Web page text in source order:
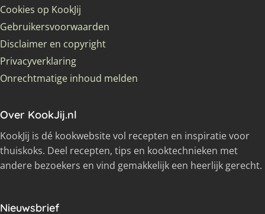
Cookies op KookJij
Gebruikersvoorwaarden
Disclaimer en copyright
Privacyverklaring
Onrechtmatige inhoud melden
Over KookJij.nl
KookJij is dé kookwebsite vol recepten en inspiratie voor
thuiskoks. Deel recepten, tips en kooktechnieken met
andere bezoekers en vind gemakkelijk een heerlijk gerecht.
Nieuwsbrief